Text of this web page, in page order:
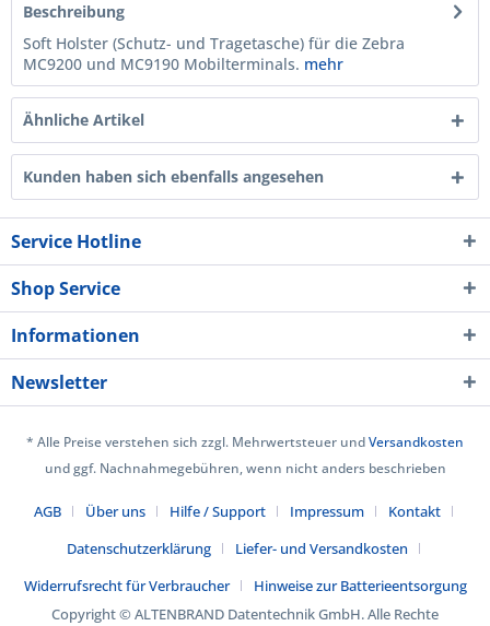
Beschreibung
Soft Holster (Schutz- und Tragetasche) für die Zebra
MC9200 und MC9190 Mobilterminals. mehr
Ähnliche Artikel
Kunden haben sich ebenfalls angesehen
Service Hotline
Shop Service
Informationen
Newsletter
* Alle Preise verstehen sich zzgl. Mehrwertsteuer undVersandkosten
und ggf. Nachnahmegebühren, wenn nicht anders beschrieben
AGB Über uns Hilfe / Support Impressum
Kontakt
Datenschutzerklärung
Liefer- und Versandkosten
Widerrufsrecht für Verbraucher
Hinweise zur Batterieentsorgung
Copyright © ALTENBRAND Datentechnik GmbH. Alle Rechte